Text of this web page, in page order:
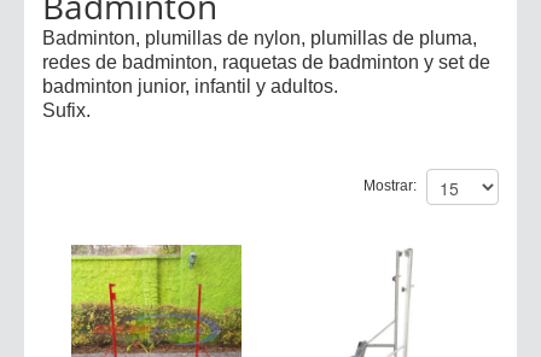
Badminton, plumillas de nylon, plumillas de pluma,
redes de badminton, raquetas de badminton y set de
badminton junior, infantil y adultos.
Sufix.
Mostrar: